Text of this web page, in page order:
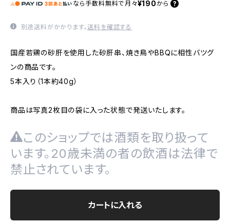
なら 手数料無料で 月々¥190 から
別途送料がかかります。送料を確認する
国産若鶏の砂肝を使用した砂肝串、焼き鳥やBBQに相性バツグ
ンの商品です。
5本入り（1本約40g）
商品は写真2枚目の袋に入った状態で発送いたします。
このショップでは酒類を取り扱って
います。20歳未満の者の飲酒は法律で
禁止されています。
カートに入れる